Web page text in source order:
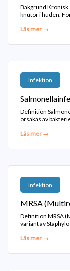
Bakgrund
knutor i huden.
Läs mer →
Infektion
Definition
orsakas av
Läs mer →
Infektion
MRSA
Definition MRSA
variant av
Läs mer →